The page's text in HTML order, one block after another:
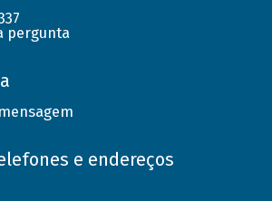
pergunta
e endereços